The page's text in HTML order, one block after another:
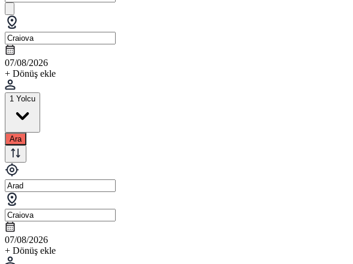
07/08/2026
+ Dönüş ekle
1 Yolcu
Ara
07/08/2026
+ Dönüş ekle